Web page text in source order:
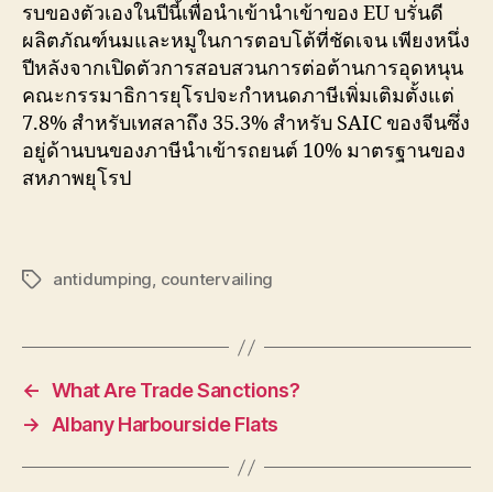
รบของตัวเองในปีนี้เพื่อนำเข้านำเข้าของ EU บรั่นดี
ผลิตภัณฑ์นมและหมูในการตอบโต้ที่ชัดเจน เพียงหนึ่ง
ปีหลังจากเปิดตัวการสอบสวนการต่อต้านการอุดหนุน
คณะกรรมาธิการยุโรปจะกำหนดภาษีเพิ่มเติมตั้งแต่
7.8% สำหรับเทสลาถึง 35.3% สำหรับ SAIC ของจีนซึ่ง
อยู่ด้านบนของภาษีนำเข้ารถยนต์ 10% มาตรฐานของ
สหภาพยุโรป
Tagsantidumping, countervailing
← What Are Trade Sanctions?
→
Albany Harbourside Flats